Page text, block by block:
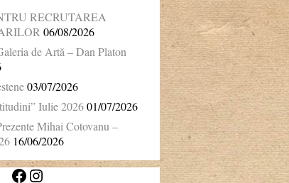
RECRUTAREA
06/08/2026
de Artă – Dan Platon
03/07/2026
Iulie 202601/07/2026
Mihai Cotovanu –
16/06/2026
Facebook Instagram